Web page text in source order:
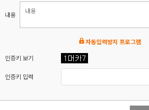
내용
자동입력방지 프로그램
인증키 보기
인증키 입력